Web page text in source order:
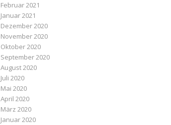
Februar 2021
Januar 2021
Dezember 2020
November 2020
Oktober 2020
September 2020
August 2020
Juli 2020
Mai 2020
April 2020
März 2020
Januar 2020